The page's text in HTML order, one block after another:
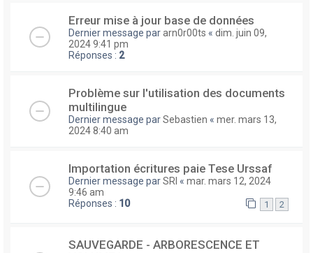
Erreur mise à jour base de données
Dernier message pararn0r00ts « dim. juin 09,
2024 9:41 pm
Réponses : 2
Problème sur l'utilisation des documents
multilingue
Dernier message parSebastien « mer. mars 13,
2024 8:40 am
Importation écritures paie Tese Urssaf
Dernier message parSRI « mar. mars 12, 2024
9:46 am
Réponses : 10 1 2
SAUVEGARDE - ARBORESCENCE ET